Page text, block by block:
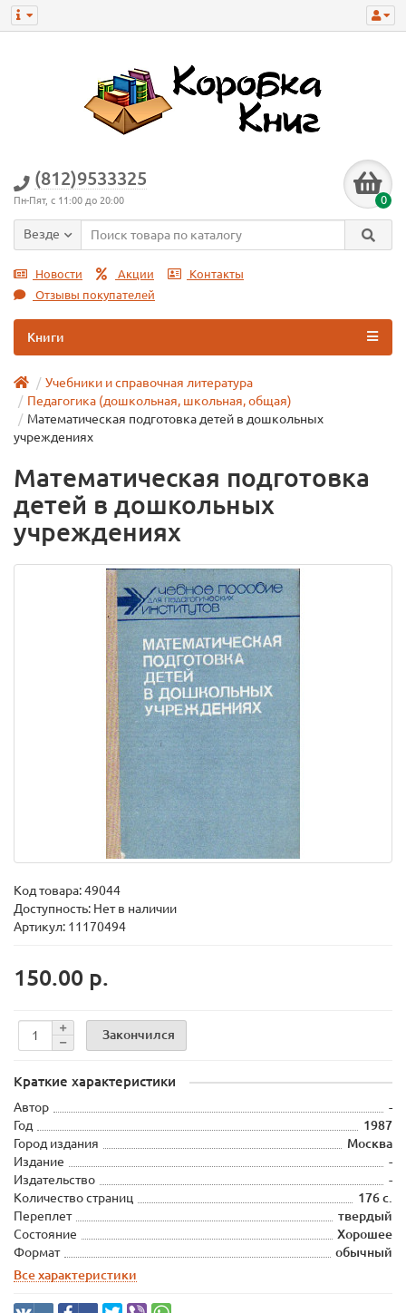
(812)9533325
Пн-Пят, с 11:00 до 20:00 0
Везде
Новости Акции
Контакты
Отзывы покупателей
Книги
Учебники и справочная литература
Педагогика (дошкольная, школьная, общая)
Математическая подготовка детей в дошкольных
учреждениях
Математическая подготовка
детей в дошкольных
учреждениях
Код товара:49044
Доступность: Нет в наличии
Артикул: 11170494
150.00 р.
Закончился
Краткие характеристики
Автор
-
Год
1987
Город издания
Москва
Издание
-
Издательство
-
Количество страниц
176 с.
Переплет
твердый
Состояние
Хорошее
Формат
обычный
Все характеристики